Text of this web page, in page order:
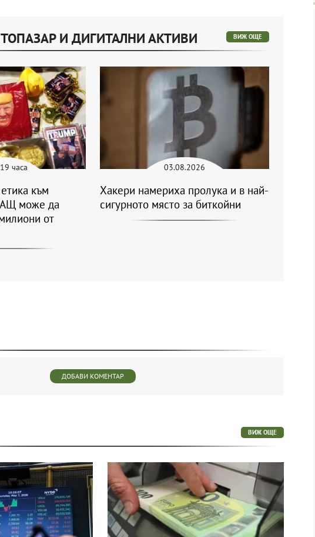
И ДИГИТАЛНИ АКТИВИ ВИЖ ОЩЕ
часа
към
може да
от
03.08.2026
Хакери намериха пролука и в най-
сигурното място за биткойни
ДОБАВИ КОМЕНТАР
ВИЖ ОЩЕ